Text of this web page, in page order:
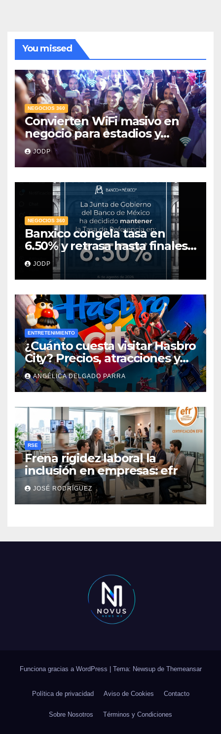
You missed
NEGOCIOS 360
Convierten WiFi masivo en
negocio para estadios y
festivales
JODP
NEGOCIOS 360
Banxico congela tasa en
6.50% y retrasa hasta finales
de 2027 la meta de inflación
JODP
ENTRETENIMIENTO
¿Cuánto cuesta visitar Hasbro
City? Precios, atracciones y
actividades de Summer Fest
ANGÉLICA DELGADO PARRA
RSE
Frena rigidez laboral la
inclusión en empresas: efr
JOSÉ RODRÍGUEZ
Funciona gracias a WordPress Tema: Newsup de Themeansar
Política de privacidad Aviso de Cookies Contacto
Sobre Nosotros Términos y Condiciones